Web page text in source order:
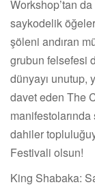
Workshop’tan
saykodelik
şöleni andıran
grubun felsefesi
dünyayı unutup,
davet eden The
dahiler
Festivali olsun!
King Shabaka: